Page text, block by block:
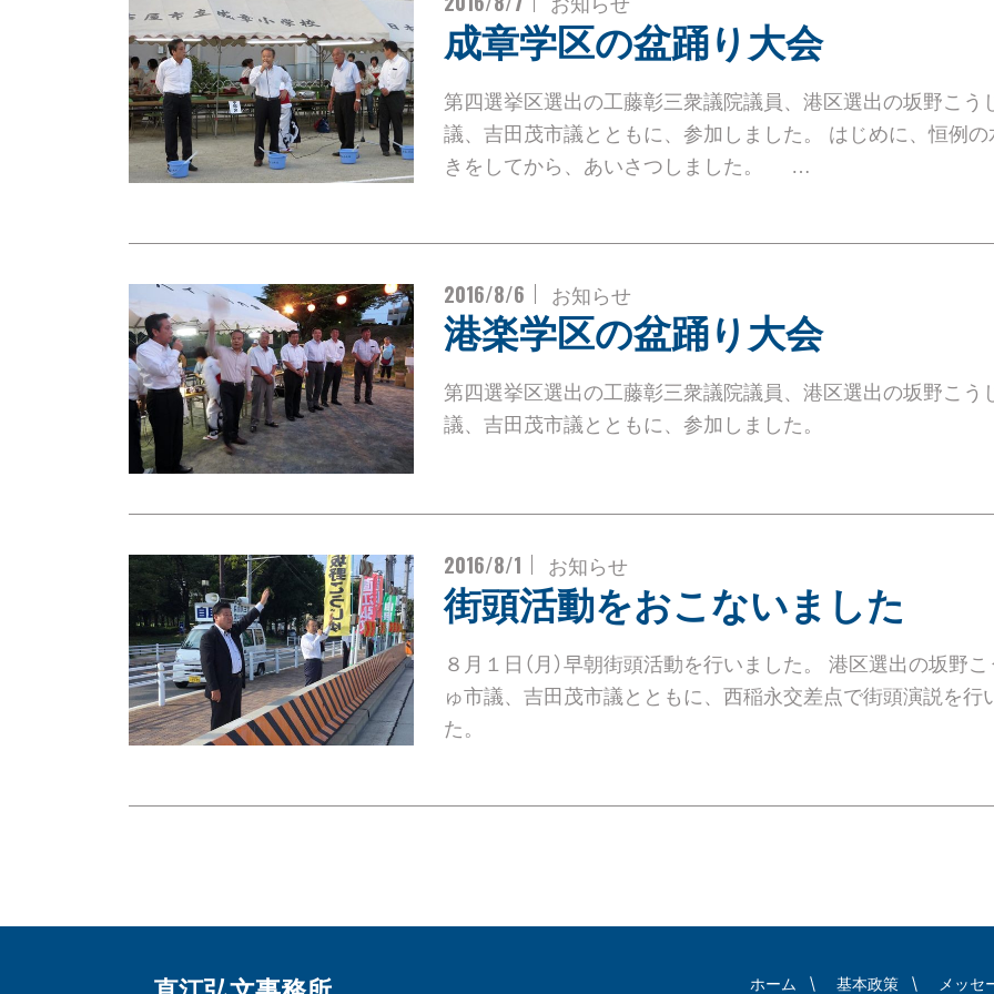
お知らせ
成章学区の盆踊り大会
第四選挙区選出の工藤彰三衆議院議員、港区選出の坂野こう
議、吉田茂市議とともに、参加しました。 はじめに、恒例の
きをしてから、あいさつしました。 …
2016/8/6 お知らせ
港楽学区の盆踊り大会
第四選挙区選出の工藤彰三衆議院議員、港区選出の坂野こう
議、吉田茂市議とともに、参加しました。
2016/8/1 お知らせ
街頭活動をおこないました
８月１日（月）早朝街頭活動を行いました。 港区選出の坂野こ
ゅ市議、吉田茂市議とともに、西稲永交差点で街頭演説を行
た。
ホーム 基本政策 メッセ